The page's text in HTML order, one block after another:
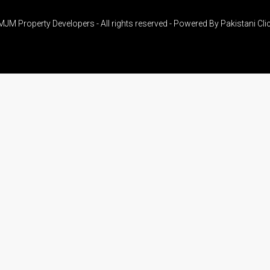
Property Developers - All rights reserved - Powered By Pakistani